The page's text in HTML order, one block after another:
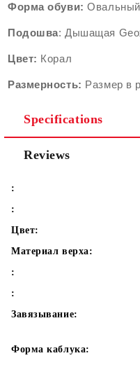
Форма обуви: Oвальный
Подошва: Дышащая
Цвет: Корал
Размерность: Размер в
Specifications
Reviews
:
:
Цвет:
Материал верха:
:
:
Завязывание:
Форма каблука: